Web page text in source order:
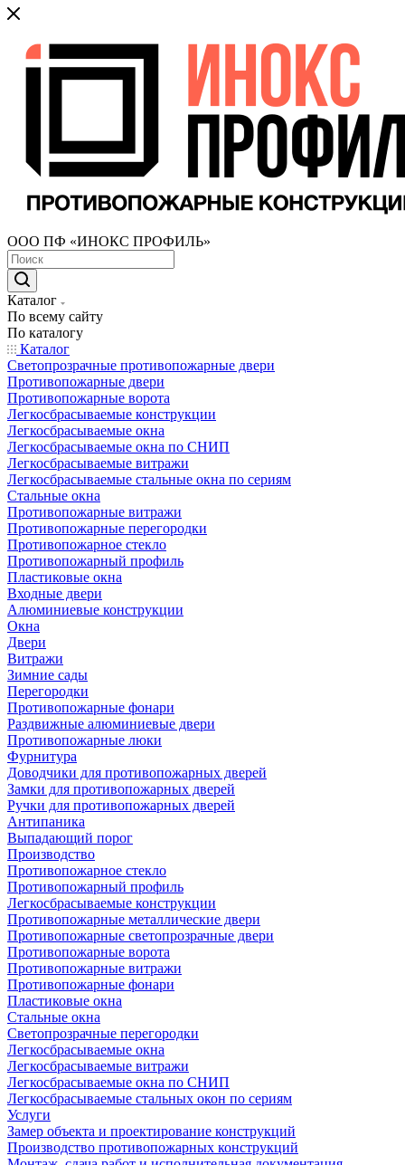
ООО ПФ «ИНОКС ПРОФИЛЬ»
Каталог
По всему сайту
По каталогу
Каталог
Светопрозрачные противопожарные двери
Противопожарные двери
Противопожарные ворота
Легкосбрасываемые конструкции
Легкосбрасываемые окна
Легкосбрасываемые окна по СНИП
Легкосбрасываемые витражи
Легкосбрасываемые стальные окна по сериям
Стальные окна
Противопожарные витражи
Противопожарные перегородки
Противопожарное стекло
Противопожарный профиль
Пластиковые окна
Входные двери
Алюминиевые конструкции
Окна
Двери
Витражи
Зимние сады
Перегородки
Противопожарные фонари
Раздвижные алюминиевые двери
Противопожарные люки
Фурнитура
Доводчики для противопожарных дверей
Замки для противопожарных дверей
Ручки для противопожарных дверей
Антипаника
Выпадающий порог
Производство
Противопожарное стекло
Противопожарный профиль
Легкосбрасываемые конструкции
Противопожарные металлические двери
Противопожарные светопрозрачные двери
Противопожарные ворота
Противопожарные витражи
Противопожарные фонари
Пластиковые окна
Стальные окна
Светопрозрачные перегородки
Легкосбрасываемые окна
Легкосбрасываемые витражи
Легкосбрасываемые окна по СНИП
Легкосбрасываемые стальных окон по сериям
Услуги
Замер объекта и проектирование конструкций
Производство противопожарных конструкций